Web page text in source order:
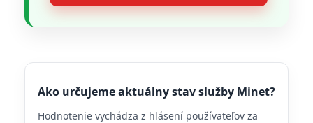
Ako určujeme aktuálny stav služby Minet?
Hodnotenie vychádza z hlásení používateľov za